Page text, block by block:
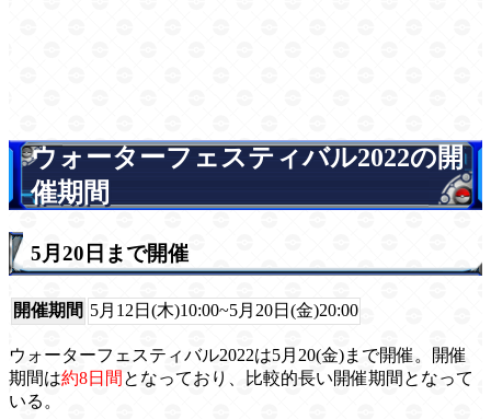
ウォーターフェスティバル2022の開
催期間
5月20日まで開催
開催期間 5月12日(木)10:00~5月20日(金)20:00
ウォーターフェスティバル2022は5月20(金)まで開催。開催
期間は約8日間 となっており、比較的長い開催期間となって
いる。